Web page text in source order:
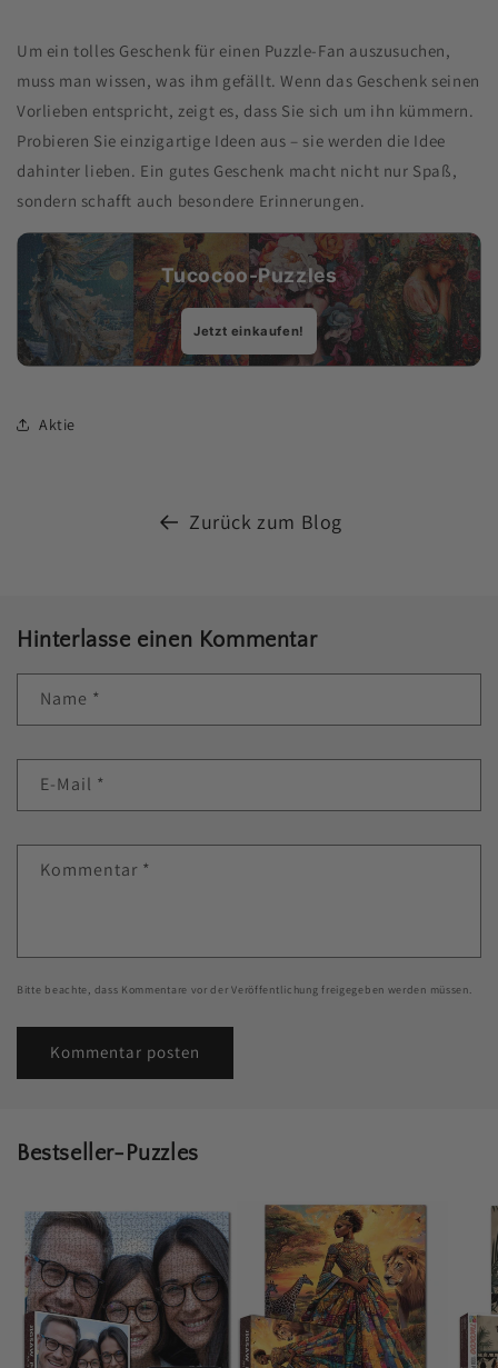
Um ein tolles Geschenk für einen Puzzle-Fan auszusuchen,
muss man wissen, was ihm gefällt. Wenn das Geschenk seinen
Vorlieben entspricht, zeigt es, dass Sie sich um ihn kümmern.
Probieren Sie einzigartige Ideen aus – sie werden die Idee
dahinter lieben. Ein gutes Geschenk macht nicht nur Spaß,
sondern schafft auch besondere Erinnerungen.
Tucocoo-Puzzles
Jetzt einkaufen!
Aktie
Zurück zum Blog
Hinterlasse einen Kommentar
Name *
E-Mail *
Kommentar *
Bitte beachte, dass Kommentare vor der Veröffentlichung freigegeben werden müssen.
Bestseller-Puzzles